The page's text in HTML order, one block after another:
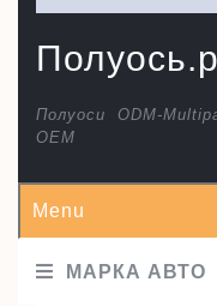
Полуоси ODM-
ОЕМ
Menu
МАРКА АВТО